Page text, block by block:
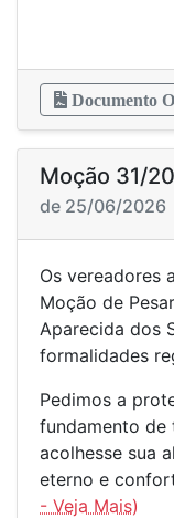
Documento
Moção 31/
de 25/06/2026
Os vereadores
Moção de
Aparecida dos
formalidades
Pedimos a
fundamento de
acolhesse sua
eterno e